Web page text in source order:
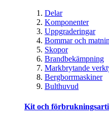
Delar
Komponenter
Uppgraderingar
Bommar och
Skopor
Brandbekämpning
Markbrytande
Bergborrmaskiner
Bulthuvud
Kit och